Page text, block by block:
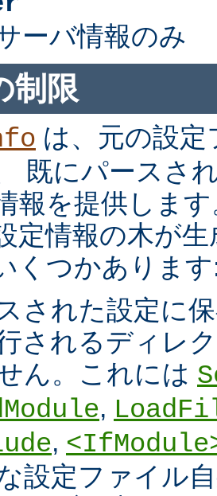
ーバ情報のみ
制限
は、元の設
既にパースさ
報を提供しま
定情報の木が
くつかありま
された設定に
されるディレ
ん。これには
,
,
設定ファイル